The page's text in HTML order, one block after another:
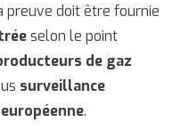
preuve doit être fournie
selon le point
de gaz
surveillance
.